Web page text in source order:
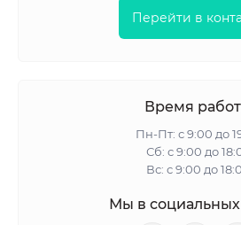
Перейти в
Время
Пн-Пт: с 9:00 до
Сб: с 9:00 до
Вс: с 9:00 до
Мы в социальных